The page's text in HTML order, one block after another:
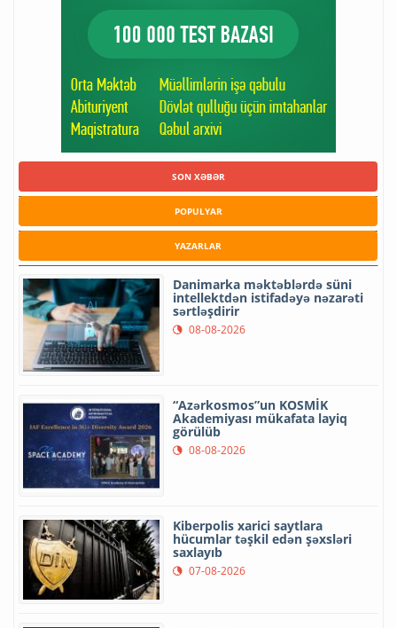
SON XƏBƏR
POPULYAR
YAZARLAR
Danimarka məktəblərdə süni
intellektdən istifadəyə nəzarəti
sərtləşdirir
08-08-2026
“Azərkosmos”un KOSMİK
Akademiyası mükafata layiq
görülüb
08-08-2026
Kiberpolis xarici saytlara
hücumlar təşkil edən şəxsləri
saxlayıb
07-08-2026